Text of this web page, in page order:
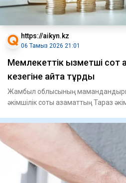
https://aikyn.kz
06 Тамыз 2026 21:01
Мемлекеттік қызметші сот
кезегіне қайта тұрды
Жамбыл облысының
әкімшілік соты азаматтың Тараз